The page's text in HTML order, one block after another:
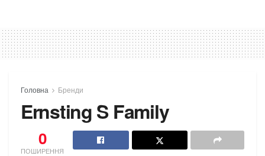
Головна Бренди
Ernsting S Family
0
ПОШИРЕННЯ